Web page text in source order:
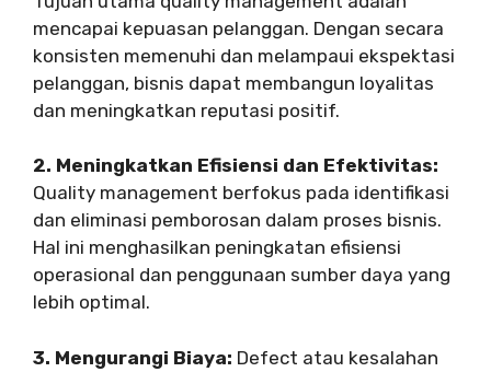
mencapai kepuasan pelanggan. Dengan secara
konsisten memenuhi dan melampaui ekspektasi
pelanggan, bisnis dapat membangun loyalitas
dan meningkatkan reputasi positif.
2. Meningkatkan Efisiensi dan Efektivitas:
Quality management berfokus pada identifikasi
dan eliminasi pemborosan dalam proses bisnis.
Hal ini menghasilkan peningkatan efisiensi
operasional dan penggunaan sumber daya yang
lebih optimal.
3. Mengurangi Biaya: Defect atau kesalahan